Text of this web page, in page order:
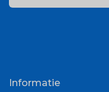
Informatie